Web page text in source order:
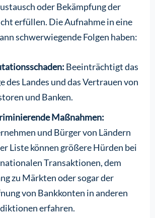
oder Bekämpfung der
erfüllen. Die Aufnahme in eine
schwerwiegende Folgen haben:
Beeinträchtigt das
des Landes und das Vertrauen von
und Banken.
Maßnahmen:
und Bürger von Ländern
Liste können größere Hürden bei
Transaktionen, dem
zu Märkten oder sogar der
von Bankkonten in anderen
erfahren.